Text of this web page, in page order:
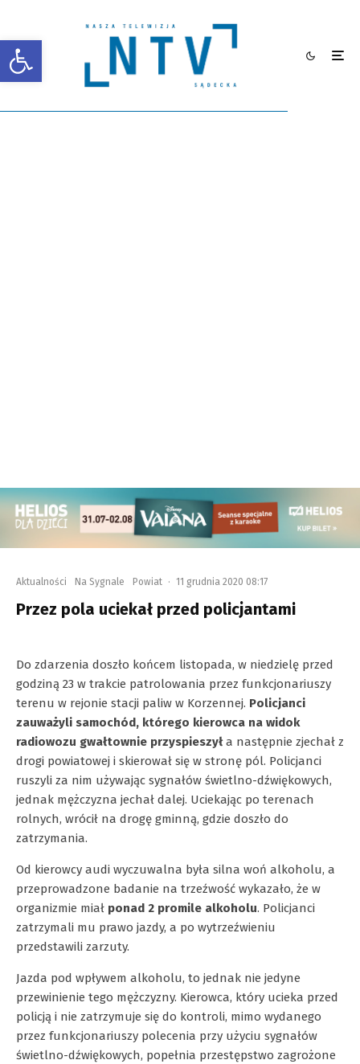
Otwórz pasek narzędzi
Aktualności Na Sygnale Powiat · 11 grudnia 2020 08:17
Przez pola uciekał przed policjantami
Do zdarzenia doszło końcem listopada, w niedzielę przed
godziną 23 w trakcie patrolowania przez funkcjonariuszy
terenu w rejonie stacji paliw w Korzennej. Policjanci
zauważyli samochód, którego kierowca na widok
radiowozu gwałtownie przyspieszyła następnie zjechał z
drogi powiatowej i skierował się w stronę pól. Policjanci
ruszyli za nim używając sygnałów świetlno-dźwiękowych,
jednak mężczyzna jechał dalej. Uciekając po terenach
rolnych, wrócił na drogę gminną, gdzie doszło do
zatrzymania.
Od kierowcy audi wyczuwalna była silna woń alkoholu, a
przeprowadzone badanie na trzeźwość wykazało, że w
organizmie miał ponad 2 promile alkoholu. Policjanci
zatrzymali mu prawo jazdy, a po wytrzeźwieniu
przedstawili zarzuty.
Jazda pod wpływem alkoholu, to jednak nie jedyne
przewinienie tego mężczyzny. Kierowca, który ucieka przed
policją i nie zatrzymuje się do kontroli, mimo wydanego
przez funkcjonariuszy polecenia przy użyciu sygnałów
świetlno-dźwiękowych, popełnia przestępstwo zagrożone